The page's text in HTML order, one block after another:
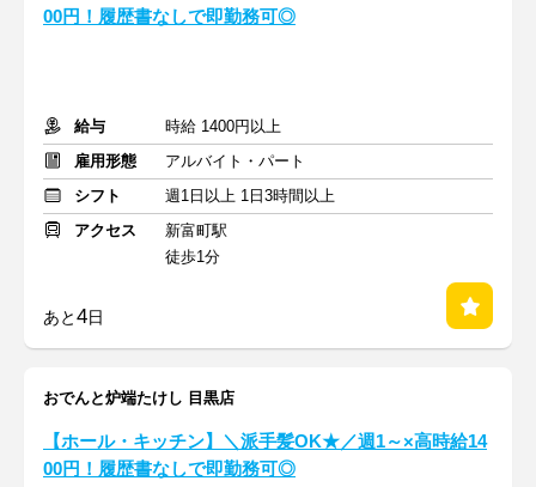
00円！履歴書なしで即勤務可◎
給与
時給 1400円以上
雇用形態
アルバイト・パート
シフト
週1日以上 1日3時間以上
アクセス
新富町駅
徒歩1分
あと4日
おでんと炉端たけし 目黒店
【ホール・キッチン】＼派手髪OK★／週1～×高時給14
00円！履歴書なしで即勤務可◎